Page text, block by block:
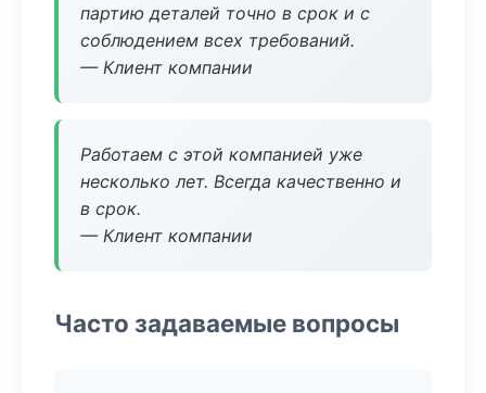
партию деталей точно в срок и с
соблюдением всех требований.
— Клиент компании
Работаем с этой компанией уже
несколько лет. Всегда качественно и
в срок.
— Клиент компании
Часто задаваемые вопросы